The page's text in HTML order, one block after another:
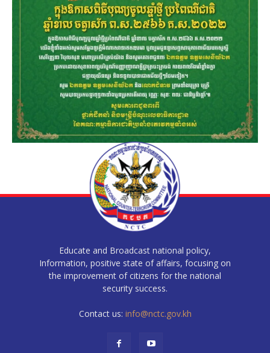
Educate and Broadcast national policy,
Information, positive state of affairs, focusing on
the improvement of citizens for the national
security success.
Contact us: info@nctc.gov.kh